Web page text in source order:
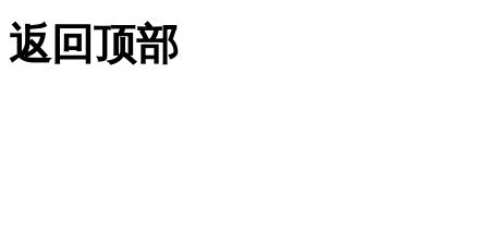
返回顶部